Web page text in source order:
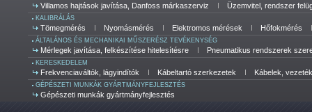
Villamos hajtások javítása, Danfoss márkaszerviz Üzemvitel, rendszer
KALIBRÁLÁS
Tömegmérés Nyomásmérés Elektromos mérések Hőfokmérés
ÁLTALÁNOS ÉS MECHANIKAI MŰSZERÉSZ TEVÉKENYSÉG
Mérlegek javítása, felkészítése hitelesítésre Pneumatikus rendszerek
KERESKEDELEM
Frekvenciaváltók, lágyindítók Kábeltartó szerkezetek Kábelek,
GÉPÉSZETI MUNKÁK GYÁRTMÁNYFEJLESZTÉS
Gépészeti munkák gyártmányfejlesztés